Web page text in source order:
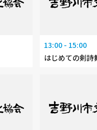
13:00 - 15:00
はじめての剣詩